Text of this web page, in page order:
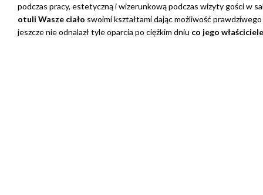
podczas pracy, estetyczną i wizerunkową podczas wizyty gości w
otuli Wasze ciało swoimi kształtami dając możliwość
jeszcze nie odnalazł tyle oparcia po ciężkim dniu co jego właściciele